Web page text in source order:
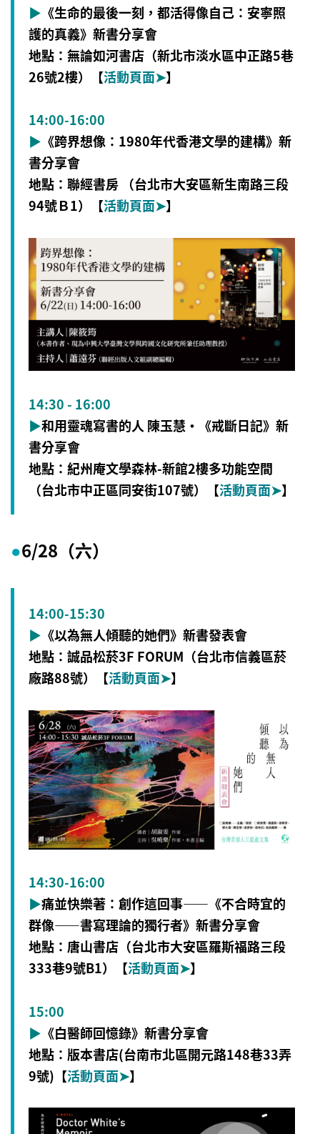
▶ 《生命的最後一刻，都活得像自己：安寧照
護的真義》新書分享會
地點：無論如河書店（新北市淡水區中正路5巷
26號2樓）【活動頁面➤】
14:00-16:00
▶ 《跨界想像：1980年代香港文學的建構》新
書分享會
地點：聯經書房 （台北市大安區新生南路三段
94號Ｂ1）
【活動頁面➤】
14:30 - 16:00
▶和用靈魂寫書的人 陳玉慧・《戒斷日記》新
書分享會
地點： 紀州庵文學森林-新館2樓多功能空間
（台北市中正區同安街107號）【活動頁面➤】
●6/28（六）
14:00-15:30
▶ 《以為無人傾聽的她們》新書發表會
地點：誠品松菸3F FORUM（台北市信義區菸
廠路88號）【活動頁面➤】
14:30-16:00
▶痛並快樂著：創作這回事——《不合時宜的
群像——書寫理論的獨行者》新書分享會
地點：唐山書店（台北市大安區羅斯福路三段
333巷9號B1）
【活動頁面➤】
15:00
▶ 《白醫師回憶錄》新書分享會
地點：版本書店(台南市北區開元路148巷33弄
9號) 【活動頁面➤】